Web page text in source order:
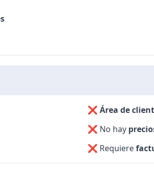
❌ Área de
❌ No hay
❌ Requiere